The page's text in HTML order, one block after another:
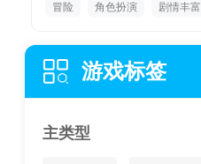
冒险 角色扮演 剧情丰富
游戏标签
主类型